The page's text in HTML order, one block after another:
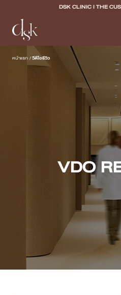
DSK CLINIC I THE
หน้าแรก
เกี่ยวกับ DSK Clinic
Program Acne Scar
Program Skin Quality
Program Body Confidence
แพทย์ของเรา
เคสรีวิว
หน้าแรก /วีดีโอรีวิว
VDO